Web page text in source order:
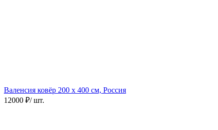
Валенсия ковёр 200 х 400 см, Россия
12000 ₽/ шт.